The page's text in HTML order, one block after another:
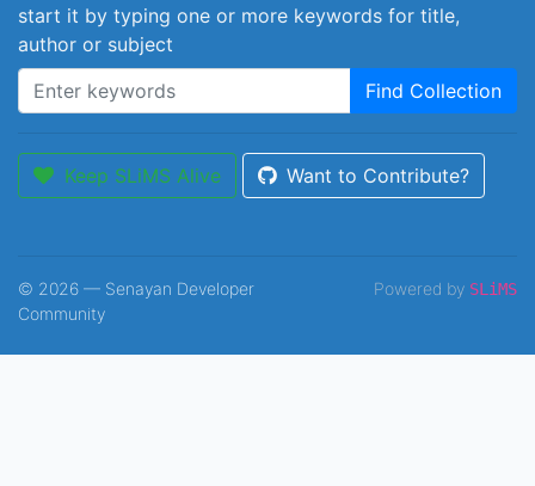
start it by typing one or more keywords for title,
author or subject
Find Collection
Keep SLiMS Alive Want to Contribute?
© 2026 — Senayan Developer
Community
Powered by SLiMS